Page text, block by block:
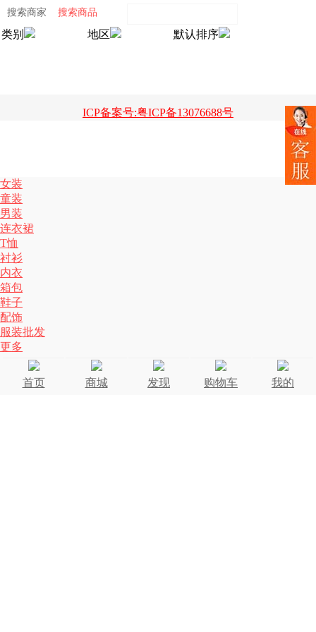
搜索商家 搜索商品
类别 地区 默认排序
ICP备案号:粤ICP备13076688号
女装
童装
男装
连衣裙
T恤
衬衫
内衣
箱包
鞋子
配饰
服装批发
更多
首页 商城 发现 购物车 我的